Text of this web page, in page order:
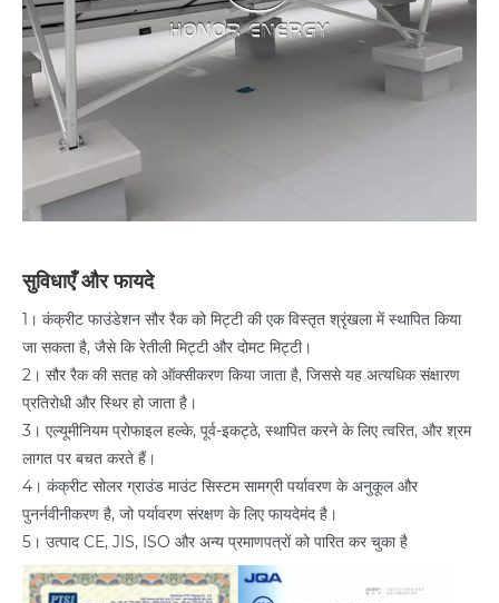
सुविधाएँ और फायदे
1। कंक्रीट फाउंडेशन सौर रैक को मिट्टी की एक विस्तृत श्रृंखला में स्थापित किया
जा सकता है, जैसे कि रेतीली मिट्टी और दोमट मिट्टी।
2। सौर रैक की सतह को ऑक्सीकरण किया जाता है, जिससे यह अत्यधिक संक्षारण
प्रतिरोधी और स्थिर हो जाता है।
3। एल्यूमीनियम प्रोफाइल हल्के, पूर्व-इकट्ठे, स्थापित करने के लिए त्वरित, और श्रम
लागत पर बचत करते हैं।
4। कंक्रीट सोलर ग्राउंड माउंट सिस्टम सामग्री पर्यावरण के अनुकूल और
पुनर्नवीनीकरण है, जो पर्यावरण संरक्षण के लिए फायदेमंद है।
5। उत्पाद CE, JIS, ISO और अन्य प्रमाणपत्रों को पारित कर चुका है